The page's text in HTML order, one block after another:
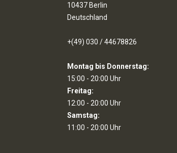
10437 Berlin
Deutschland
+(49) 030 / 44678826
Montag bis Donnerstag:
15:00 - 20:00 Uhr
Freitag:
12:00 - 20:00 Uhr
Samstag:
11:00 - 20:00 Uhr